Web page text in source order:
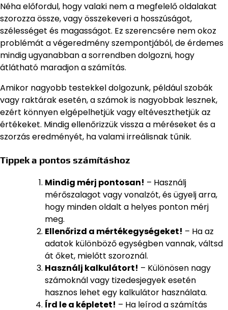
Néha előfordul, hogy valaki nem a megfelelő oldalakat
szorozza össze, vagy összekeveri a hosszúságot,
szélességet és magasságot. Ez szerencsére nem okoz
problémát a végeredmény szempontjából, de érdemes
mindig ugyanabban a sorrendben dolgozni, hogy
átlátható maradjon a számítás.
Amikor nagyobb testekkel dolgozunk, például szobák
vagy raktárak esetén, a számok is nagyobbak lesznek,
ezért könnyen elgépelhetjük vagy eltéveszthetjük az
értékeket. Mindig ellenőrizzük vissza a méréseket és a
szorzás eredményét, ha valami irreálisnak tűnik.
Tippek a pontos számításhoz
Mindig mérj pontosan! – Használj
mérőszalagot vagy vonalzót, és ügyelj arra,
hogy minden oldalt a helyes ponton mérj
meg.
Ellenőrizd a mértékegységeket! – Ha az
adatok különböző egységben vannak, váltsd
át őket, mielőtt szoroznál.
Használj kalkulátort! – Különösen nagy
számoknál vagy tizedesjegyek esetén
hasznos lehet egy kalkulátor használata.
Írd le a képletet! – Ha leírod a számítás